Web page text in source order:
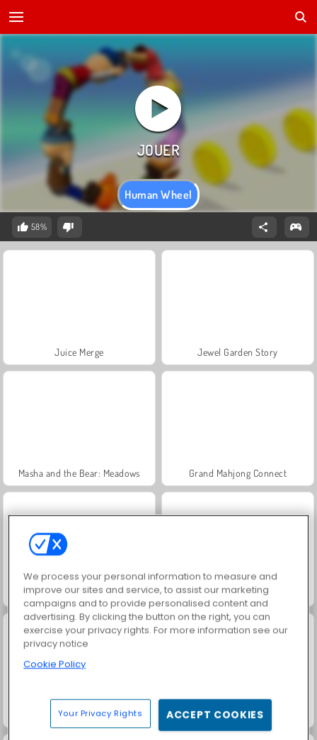
Human Wheel
58%
Juice Merge Jewel Garden Story
Masha and the Bear: Meadows Grand Mahjong Connect
Heroes of Myths Trollface Quest: USA 2
Scala 40
We process your personal information to measure and
improve our sites and service, to assist our marketing
campaigns and to provide personalised content and
advertising. By clicking the button on the right, you can
exercise your privacy rights. For more information see our
privacy notice
Cookie Policy
Your Privacy Rights ACCEPT COOKIES